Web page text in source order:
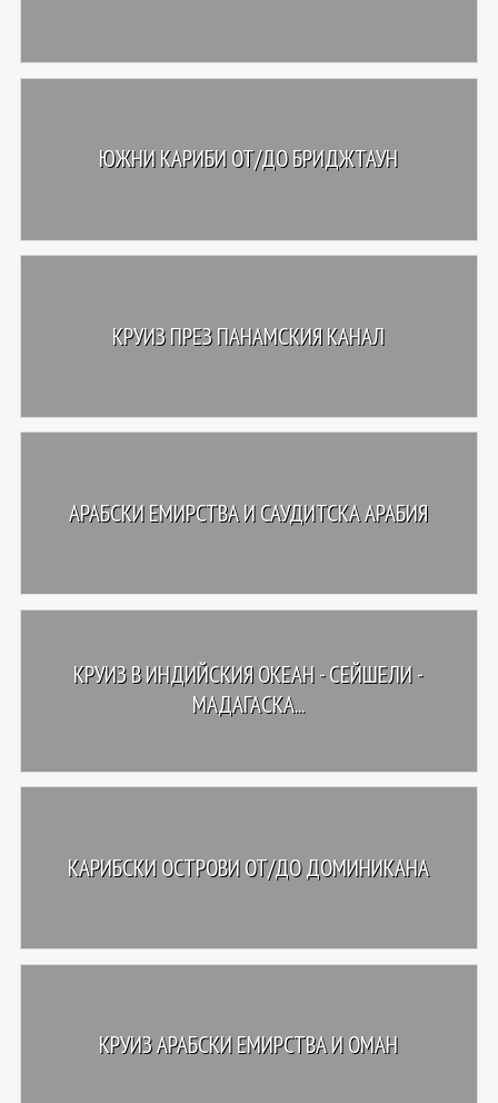
ЮЖНИ КАРИБИ ОТ/ДО БРИДЖТАУН
КРУИЗ ПРЕЗ ПАНАМСКИЯ КАНАЛ
АРАБСКИ ЕМИРСТВА И САУДИТСКА АРАБИЯ
КРУИЗ В ИНДИЙСКИЯ ОКЕАН - СЕЙШЕЛИ -
МАДАГАСКА...
КАРИБСКИ ОСТРОВИ ОТ/ДО ДОМИНИКАНА
КРУИЗ АРАБСКИ ЕМИРСТВА И ОМАН